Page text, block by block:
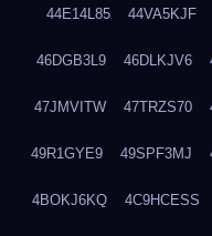
44E14L85 44VA5KJF
46DGB3L9 46DLKJV6
47JMVITW 47TRZS70
49R1GYE9 49SPF3MJ
4BOKJ6KQ 4C9HCESS